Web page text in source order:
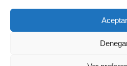
Aceptar
Política de cookies
Copyright © 2019El